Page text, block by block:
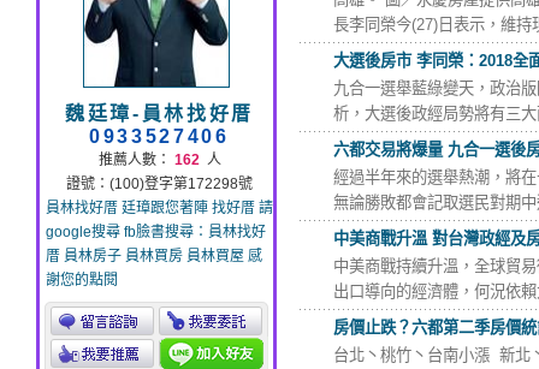
魏廷璋-員林找好厝
0933527406
推薦人數： 162 人
證號：(100)登字第172298號
員林找好厝 廷璋跟您著陣 找好厝 請
google搜尋 fb臉書搜尋：員林找好
厝 員林房子 員林買房 員林買屋 感
謝您的點閱
長李同榮今(27)日表示，維
大選後房市 李同榮：2018全
九合一選舉藍綠變天，政治
析，大選後政經局勢將有三
六都交易將爆量 九合一選後
經過半年來的選舉熱潮，將
無論勝敗都會記取選民對期
中美商戰升溫 對台灣政經及
中美商戰持續升溫，全球貿
出口導向的經濟體，何況依
房價止跌？六都第二季房價
台北丶桃竹丶台南小漲 新北